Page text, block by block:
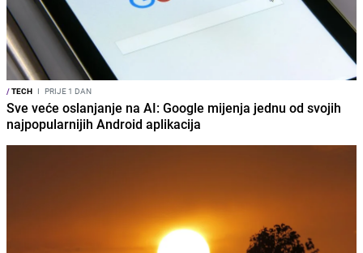
/TECH I PRIJE 1 DAN
Sve veće oslanjanje na AI: Google mijenja jednu od svojih
najpopularnijih Android aplikacija